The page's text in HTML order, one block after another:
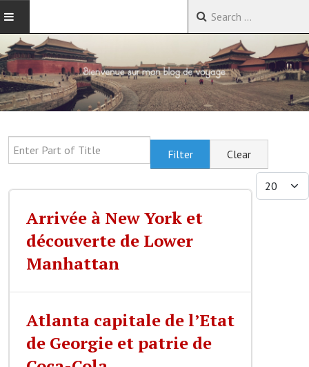
ACCUEIL
VOYAGES EN CHINE
VOYAGES DANS LE MONDE
Enter Part of Title
Filter
Clear
Display #
Arrivée à New York et
découverte de Lower
Manhattan
Atlanta capitale de l’Etat
de Georgie et patrie de